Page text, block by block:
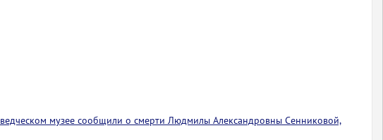
музее сообщили о смерти Людмилы Александровны Сенниковой,